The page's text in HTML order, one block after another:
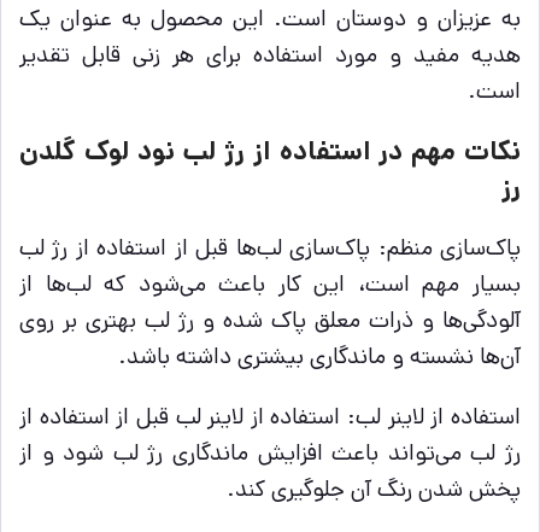
به عزیزان و دوستان است. این محصول به عنوان یک
هدیه مفید و مورد استفاده برای هر زنی قابل تقدیر
است.
نکات مهم در استفاده از رژ لب نود لوک گلدن
رز
پاک‌سازی منظم: پاک‌سازی لب‌ها قبل از استفاده از رژ لب
بسیار مهم است، این کار باعث می‌شود که لب‌ها از
آلودگی‌ها و ذرات معلق پاک شده و رژ لب بهتری بر روی
آن‌ها نشسته و ماندگاری بیشتری داشته باشد.
استفاده از لاینر لب: استفاده از لاینر لب قبل از استفاده از
رژ لب می‌تواند باعث افزایش ماندگاری رژ لب شود و از
پخش شدن رنگ آن جلوگیری کند.